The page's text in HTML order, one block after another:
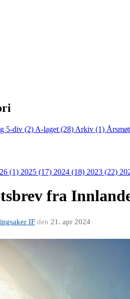
5-div (2) A-laget (28) Arkiv (1)
(1) 2025 (17) 2024 (18) 2023 (22)
fra
IF den 21. apr 2024